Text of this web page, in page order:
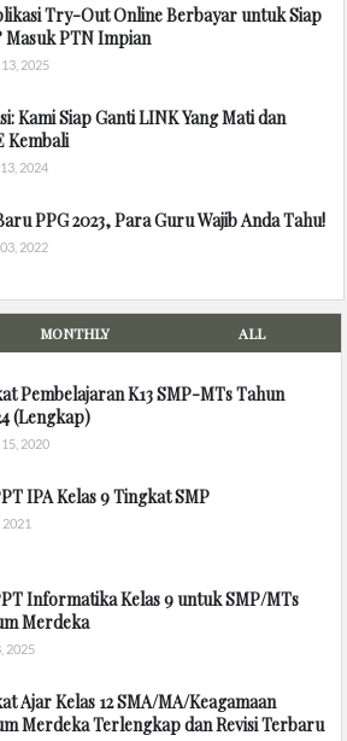
Try-Out Online Berbayar untuk Siap
PTN Impian
2025
Kami Siap Ganti LINK Yang Mati dan
Kembali
2024
PPG 2023, Para Guru Wajib Anda Tahu!
2022
MONTHLY ALL
Pembelajaran K13 SMP-MTs Tahun
(Lengkap)
2020
IPA Kelas 9 Tingkat SMP
Informatika Kelas 9 untuk SMP/MTs
Merdeka
2025
Ajar Kelas 12 SMA/MA/Keagamaan
Merdeka Terlengkap dan Revisi Terbaru